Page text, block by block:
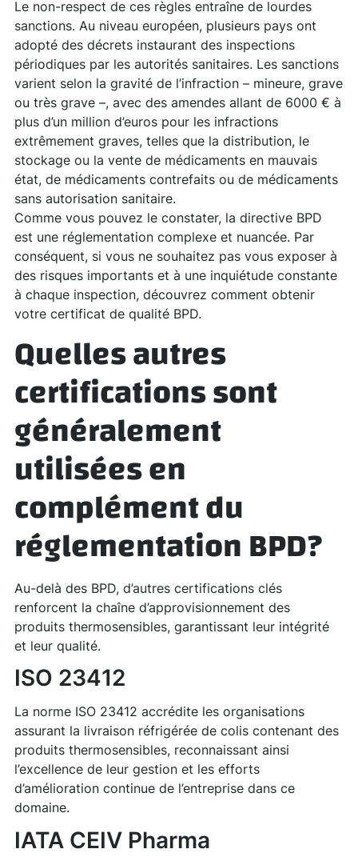
Le non-respect de ces règles entraîne de lourdes
sanctions. Au niveau européen, plusieurs pays ont
adopté des décrets instaurant des inspections
périodiques par les autorités sanitaires. Les sanctions
varient selon la gravité de l’infraction – mineure, grave
ou très grave –, avec des amendes allant de 6000 € à
plus d’un million d’euros pour les infractions
extrêmement graves, telles que la distribution, le
stockage ou la vente de médicaments en mauvais
état, de médicaments contrefaits ou de médicaments
sans autorisation sanitaire.
Comme vous pouvez le constater, la directive BPD
est une réglementation complexe et nuancée. Par
conséquent, si vous ne souhaitez pas vous exposer à
des risques importants et à une inquiétude constante
à chaque inspection, découvrez comment obtenir
votre certificat de qualité BPD.
Quelles autres
certifications sont
généralement
utilisées en
complément du
réglementation BPD?
Au-delà des BPD, d’autres certifications clés
renforcent la chaîne d’approvisionnement des
produits thermosensibles, garantissant leur intégrité
et leur qualité.
ISO 23412
La norme ISO 23412 accrédite les organisations
assurant la livraison réfrigérée de colis contenant des
produits thermosensibles, reconnaissant ainsi
l’excellence de leur gestion et les efforts
d’amélioration continue de l’entreprise dans ce
domaine.
IATA CEIV Pharma